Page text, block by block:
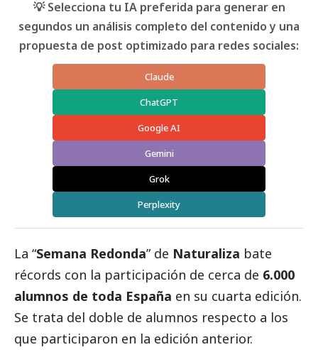
💡 Selecciona tu IA preferida para generar en
segundos un análisis completo del contenido y una
propuesta de post optimizado para redes sociales:
Claude
ChatGPT
Google AI
Gemini
Grok
Perplexity
La “Semana Redonda” de Naturaliza bate
récords con la participación de cerca de 6.000
alumnos de toda España en su cuarta edición.
Se trata del doble de alumnos respecto a los
que participaron en la edición anterior.